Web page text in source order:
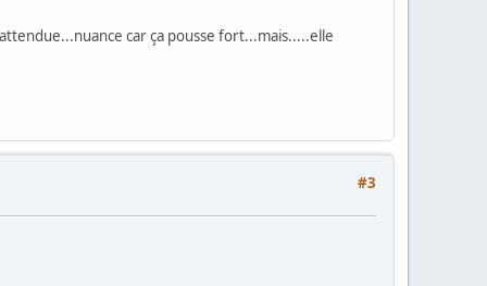
car ça pousse fort...mais.....elle
#3